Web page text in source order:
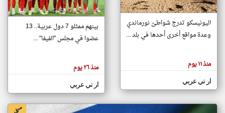
تغيير الدولة
اخبار جزر القمر على مدار الساعة
أهم اخبار جزر القمر العاجلة والمباشرة
هنا عن
وجهة
كاتبيها.
اليونيسكو تدرج شواطئ نورماندي
وعدة مواقع أخرى أحدها في بلد ...
منذ ١١ يوم
ار تي عربي
بينهم ممثلو 7 دول عربية.. 13
عضوا في مجلس "الفيفا" ...
منذ ٢٦ يوم
ار تي عربي
klyoum.com